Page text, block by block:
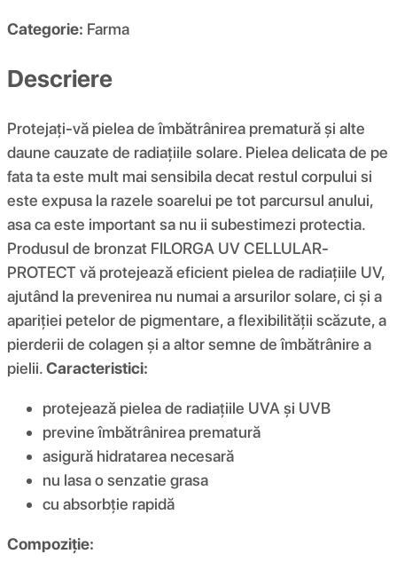
Categorie: Farma
Descriere
Protejați-vă pielea de îmbătrânirea prematură și alte
daune cauzate de radiațiile solare. Pielea delicata de pe
fata ta este mult mai sensibila decat restul corpului si
este expusa la razele soarelui pe tot parcursul anului,
asa ca este important sa nu ii subestimezi protectia.
Produsul de bronzat FILORGA UV CELLULAR-
PROTECT vă protejează eficient pielea de radiațiile UV,
ajutând la prevenirea nu numai a arsurilor solare, ci și a
apariției petelor de pigmentare, a flexibilității scăzute, a
pierderii de colagen și a altor semne de îmbătrânire a
pielii.Caracteristici:
protejează pielea de radiațiile UVA și UVB
previne îmbătrânirea prematură
asigură hidratarea necesară
nu lasa o senzatie grasa
cu absorbție rapidă
Compoziţie: